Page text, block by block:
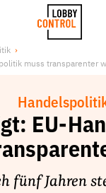
StartSeite
muss transparenter
EU-
fünf Jahren